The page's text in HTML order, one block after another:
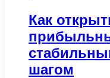
Как
шагом